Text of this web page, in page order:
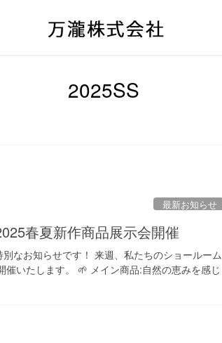
2025SS
最新お知らせ
春夏新作商品展示会開催
なお知らせです！ 来週、私たちのショールーム
いたします。 🌱 メイン商品:自然の恵みを感じ